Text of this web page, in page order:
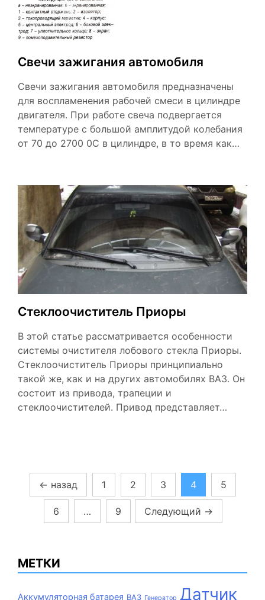
Свечи зажигания автомобиля
Свечи зажигания автомобиля предназначены
для воспламенения рабочей смеси в цилиндре
двигателя. При работе свеча подвергается
температуре с большой амплитудой колебания
от 70 до 2700 0С в цилиндре, в то время как…
Стеклоочиститель Приоры
В этой статье рассматривается особенности
системы очистителя лобового стекла Приоры.
Стеклоочиститель Приоры принципиально
такой же, как и на других автомобилях ВАЗ. Он
состоит из привода, трапеции и
стеклоочистителей. Привод представляет…
Пагинация
записей
← назад 1 2 3 4 5
6 … 9 Следующий →
МЕТКИ
Аккумуляторная батарея ВАЗ Генератор Датчик